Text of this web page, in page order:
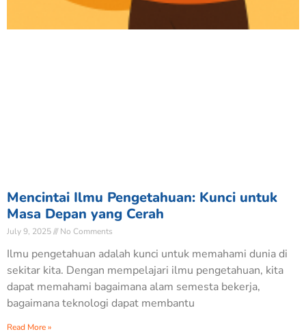
Mencintai Ilmu Pengetahuan: Kunci untuk
Masa Depan yang Cerah
July 9, 2025 No Comments
Ilmu pengetahuan adalah kunci untuk memahami dunia di
sekitar kita. Dengan mempelajari ilmu pengetahuan, kita
dapat memahami bagaimana alam semesta bekerja,
bagaimana teknologi dapat membantu
Read More »